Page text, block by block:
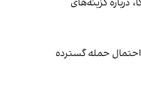
احتمال حمله گسترده